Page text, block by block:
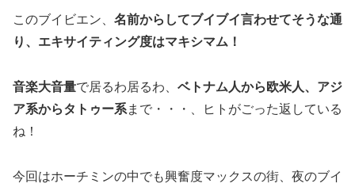
このブイビエン、 名前からしてブイブイ言わせてそうな通
り、エキサイティング度はマキシマム！
音楽大音量で居るわ居るわ、 ベトナム人から欧米人、アジ
ア系からタトゥー系まで・・・、ヒトがごった返している
ね！
今回はホーチミンの中でも興奮度マックスの街、夜のブイ